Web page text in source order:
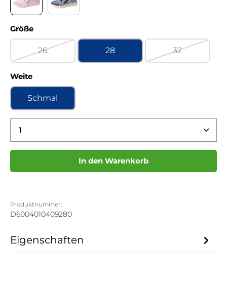
Größeauswählen
26
(Diese Option ist zurzeit nicht verfügbar.)
28 32
Weiteauswählen
Schmal
Produkt Anzahl: Gib den gewünschten Wert
In den Warenkorb
Produktnummer:
D6004010409280
Eigenschaften